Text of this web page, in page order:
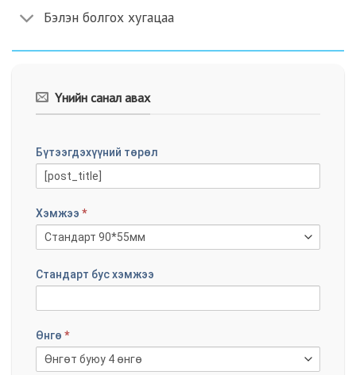
Бэлэн болгох хугацаа
Үнийн санал авах
NERIIN
HUUDAS
Бүтээгдэхүүний төрөл
Хэмжээ *
Стандарт бус хэмжээ
Өнгө *